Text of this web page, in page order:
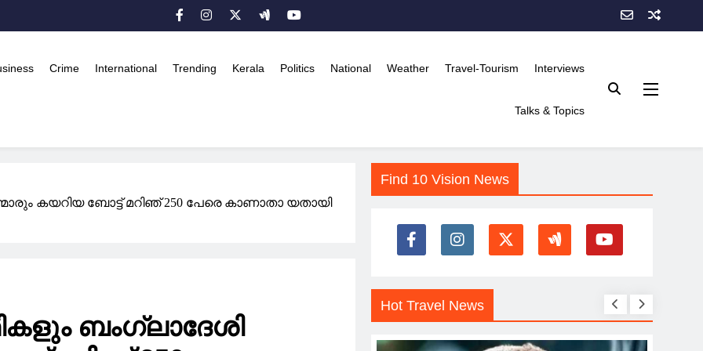
Crime International Trending Kerala Politics National Weather Travel-Tourism Interviews
Talks & Topics
കയറിയ ബോട്ട് മറിഞ് 250 പേരെ കാണാതാ യതായി
ബംഗ്ലാദേശി
Find 10 Vision News
Hot Travel News